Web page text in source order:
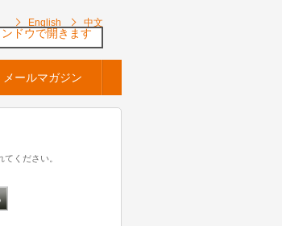
English 中文
メールマガジン
ください。